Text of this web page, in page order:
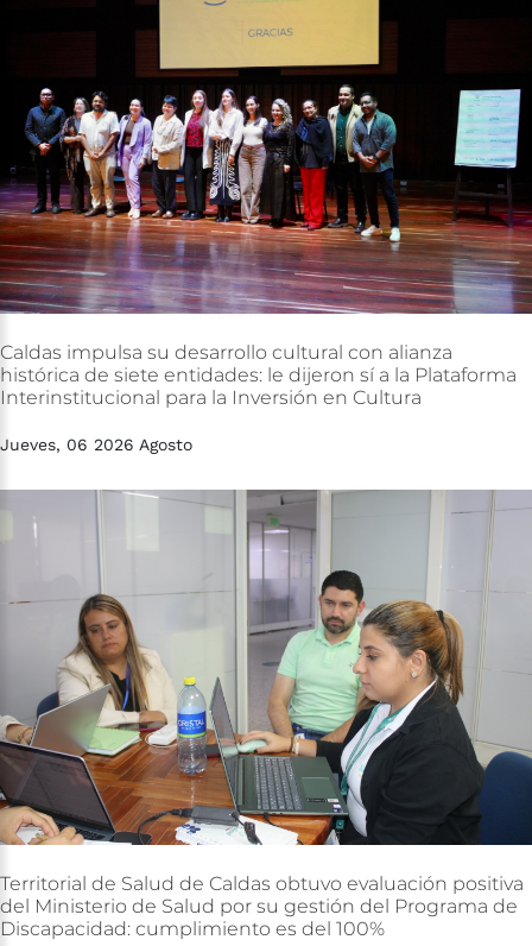
Caldas impulsa su desarrollo cultural con alianza
histórica de siete entidades: le dijeron sí a la Plataforma
Interinstitucional para la Inversión en Cultura
Jueves, 06 2026 Agosto
Territorial de Salud de Caldas obtuvo evaluación positiva
del Ministerio de Salud por su gestión del Programa de
Discapacidad: cumplimiento es del 100%